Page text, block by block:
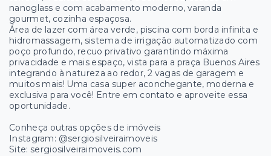
nanoglass e com acabamento moderno, varanda
gourmet, cozinha espaçosa.
Área de lazer com área verde, piscina com borda infinita e
hidromassagem, sistema de irrigação automatizado com
poço profundo, recuo privativo garantindo máxima
privacidade e mais espaço, vista para a praça Buenos Aires
integrando à natureza ao redor, 2 vagas de garagem e
muitos mais! Uma casa super aconchegante, moderna e
exclusiva para você! Entre em contato e aproveite essa
oportunidade.
Conheça outras opções de imóveis
Instagram: @sergiosilveiraimoveis
Site: sergiosilveiraimoveis.com